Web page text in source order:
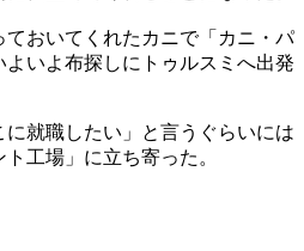
おいてくれたカニで「カニ・パ
いよ布探しにトゥルスミへ出発
就職したい」と言うぐらいには
工場」に立ち寄った。